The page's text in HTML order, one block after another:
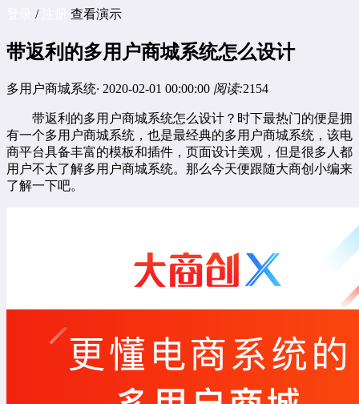
/注册 查看演示
带返利的多用户商城系统怎么设计
多用户商城系统· 2020-02-01 00:00:00 阅读:2154
带返利的多用户商城系统怎么设计？时下最热门的便是拥
有一个多用户商城系统，也是最经典的多用户商城系统，该电
商平台具备丰富的模板和插件，页面设计美观，但是很多人都
用户不太了解多用户商城系统。那么今天便跟随大商创小编来
了解一下吧。